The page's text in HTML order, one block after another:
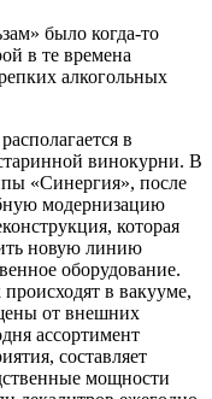
было когда-то
в те времена
алкогольных
в
винокурни. В
«Синергия», после
модернизацию
которая
новую линию
оборудование.
в вакууме,
от внешних
ассортимент
составляет
мощности